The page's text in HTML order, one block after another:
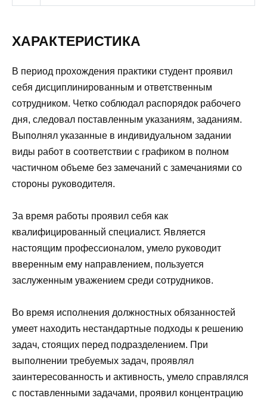
ХАРАКТЕРИСТИКА
В период прохождения практики студент проявил
себя дисциплинированным и ответственным
сотрудником. Четко соблюдал распорядок рабочего
дня, следовал поставленным указаниям, заданиям.
Выполнял указанные в индивидуальном задании
виды работ в соответствии с графиком в полном
частичном объеме без замечаний с замечаниями со
стороны руководителя.
За время работы проявил себя как
квалифицированный специалист. Является
настоящим профессионалом, умело руководит
вверенным ему направлением, пользуется
заслуженным уважением среди сотрудников.
Во время исполнения должностных обязанностей
умеет находить нестандартные подходы к решению
задач, стоящих перед подразделением. При
выполнении требуемых задач, проявлял
заинтересованность и активность, умело справлялся
с поставленными задачами, проявил концентрацию